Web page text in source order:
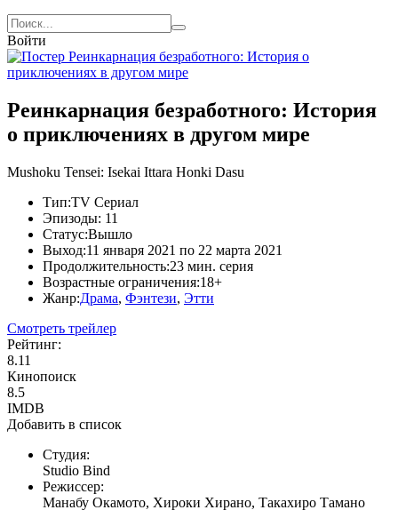
Войти
Реинкарнация безработного: История
о приключениях в другом мире
Mushoku Tensei: Isekai Ittara Honki Dasu
Тип:TV Сериал
Эпизоды: 11
Статус:Вышло
Выход:11 января 2021 по 22 марта 2021
Продолжительность:23 мин. серия
Возрастные ограничения:18+
Жанр:Драма, Фэнтези, Этти
Смотреть трейлер
Рейтинг:
8.11
Кинопоиск
8.5
IMDB
Добавить в список
Студия:
Studio Bind
Режиссер:
Манабу Окамото, Хироки Хирано, Такахиро Тамано